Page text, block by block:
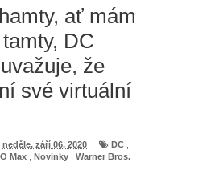
ať mám víc než tamty, DC
že zpoplatní své virtuální
ať mám
DC
že
své virtuální
neděle, září 06, 2020 DC
Max Novinky Warner Bros.